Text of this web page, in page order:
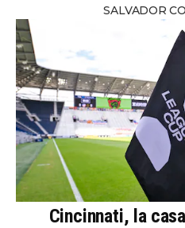
SALVADOR
Cincinnati, la